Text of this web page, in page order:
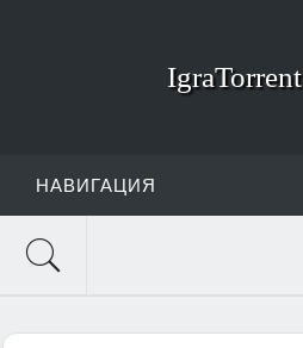
НАВИГАЦИЯ